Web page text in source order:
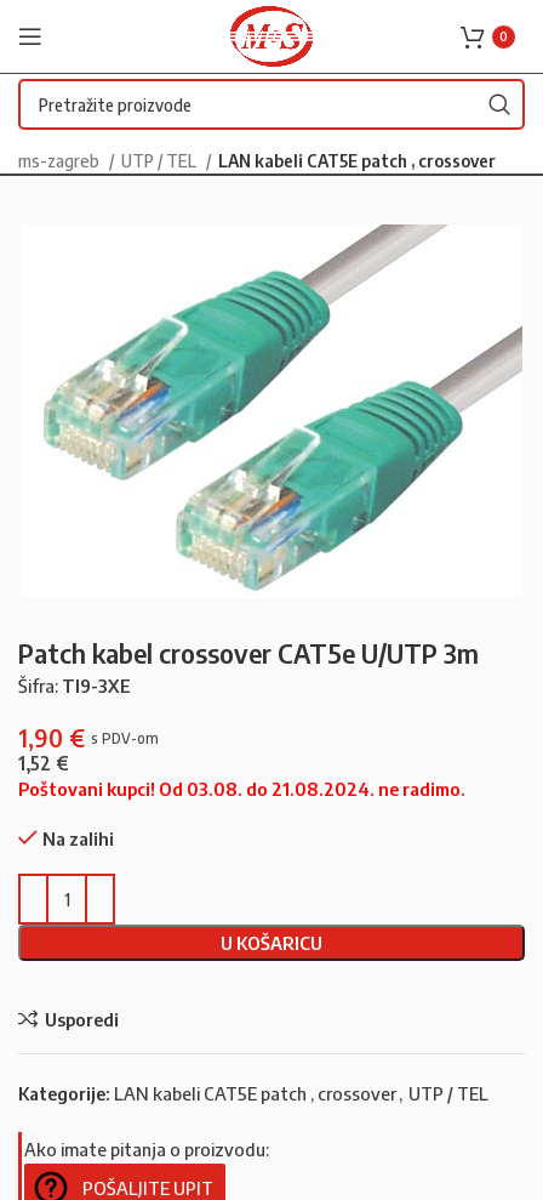
0
ms-zagreb UTP / TEL LAN kabeli CAT5E patch , crossover
Patch kabel crossover CAT5e U/UTP 3m
Šifra: TI9-3XE
1,90 €
1,52 €
Poštovani kupci! Od 03.08. do 21.08.2024. ne radimo.
Na zalihi
U KOŠARICU
Usporedi
Kategorije: LAN kabeli CAT5E patch , crossover, UTP / TEL
Ako imate pitanja o proizvodu:
POŠALJITE UPIT